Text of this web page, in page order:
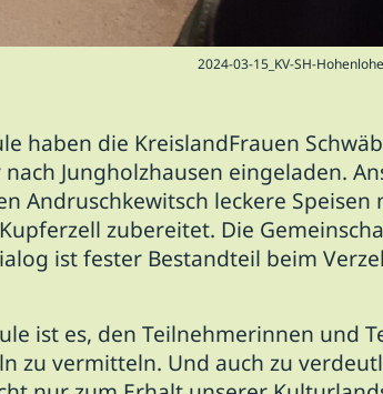
2024-03-15_KV-SH-
haben die KreislandFrauen
Jungholzhausen eingeladen.
Andruschkewitsch leckere Speisen
zubereitet. Die
ist fester Bestandteil beim
ist es, den Teilnehmerinnen und
zu vermitteln. Und auch zu